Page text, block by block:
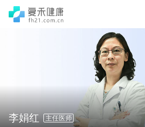
李娟红 主任医师